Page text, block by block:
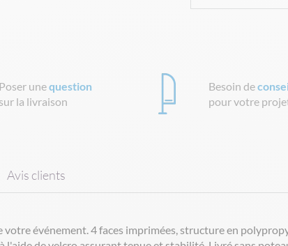
Poser unequestion
sur la livraison
Besoin de
pour votre
événement. 4 faces imprimées, structure en
Avis clients